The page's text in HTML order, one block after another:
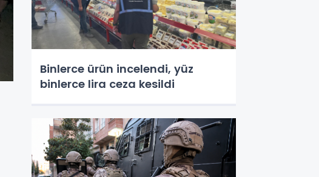
Binlerce ürün incelendi, yüz
binlerce lira ceza kesildi